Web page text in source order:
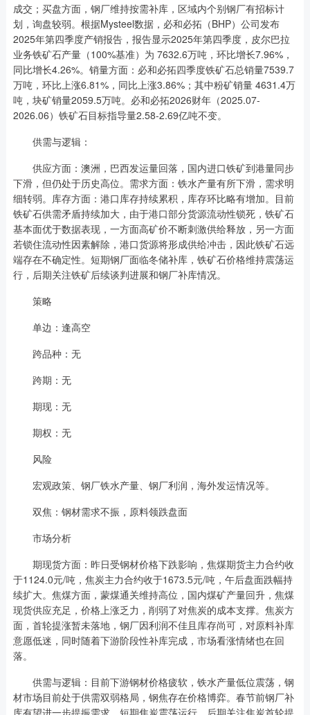
成交；买盘方面，钢厂维持按需补库，区域内个别钢厂有招标计
划，询盘较弱。根据Mysteel数据，必和必拓（BHP）公司发布
2025年第四季度产销报告，报告显示2025年第四季度，皮尔巴拉
业务铁矿石产量（100%基准）为 7632.6万吨，环比增长7.96%，
同比增长4.26%。销量方面：必和必拓四季度铁矿石总销量7539.7
万吨，环比上涨6.81%，同比上涨3.86%；其中粉矿销量 4631.4万
吨，块矿销量2059.5万吨。必和必拓2026财年（2025.07-
2026.06）铁矿石目标指导量2.58-2.69亿吨不变。
供需与逻辑：
供应方面：澳洲，巴西发运量回落，国内进口铁矿到港量同步
下滑，但仍处于历史高位。需求方面：铁水产量有所下滑，需求明
细转弱。库存方面：港口库存持续累积，库存环比略有增加。目前
铁矿石供需矛盾持续加大，由于港口部分货源流动性锁死，铁矿石
基本面优于数据表现，一方面高矿价不断刺激供给释放，另一方面
若锁住流动性因素解除，港口货源将形成供给冲击，因此铁矿石远
端存在不确定性。短期钢厂面临冬储补库，铁矿石价格维持震荡运
行，后期关注铁矿后续谈判进展和钢厂补库情况。
策略
单边：逢高空
跨品种：无
跨期：无
期现：无
期权：无
风险
宏观政策、钢厂铁水产量、钢厂利润，海外发运情况等。
双焦：钢材需求不振，原料领跌盘面
市场分析
期现货方面：昨日受钢材价格下跌影响，焦煤期货主力合约收
于1124.0元/吨，焦炭主力合约收于1673.5元/吨，午后盘面跌幅持
续扩大。焦煤方面，蒙煤通关维持高位，国内煤矿产量回升，焦煤
现货供应充足，价格上涨乏力，削弱了对焦炭的成本支撑。焦炭方
面，首轮提涨暂未落地，钢厂因利润不佳且库存尚可，对原料补库
意愿低迷，同时随着下游阶段性补库完成，市场看涨情绪也在回
落。
供需与逻辑：目前下游钢材价格疲软，铁水产量低位震荡，钢
材市场目前处于供需双弱格局，钢焦存在价格博弈。春节前钢厂补
库有望进一步提振需求，短期焦炭震荡运行，后期关注焦炭首轮提